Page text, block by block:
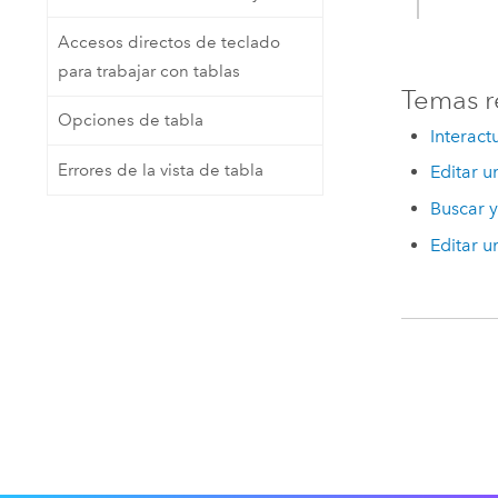
Accesos directos de teclado
para trabajar con tablas
Opciones de tabla
Errores de la vista de tabla
Temas
Editar
Buscar
Editar